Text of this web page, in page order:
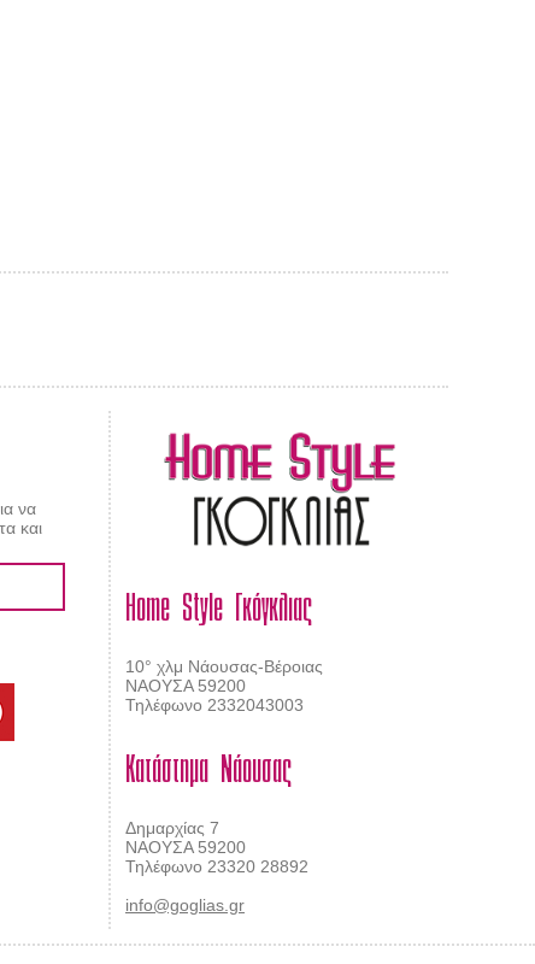
να
και
Home Style Γκόγκλιας
10° χλμ Νάουσας-Βέροιας
ΝΑΟΥΣΑ 59200
Τηλέφωνο 2332043003
Κατάστημα Νάουσας
Δημαρχίας 7
ΝΑΟΥΣΑ 59200
Τηλέφωνο 23320 28892
info@goglias.gr